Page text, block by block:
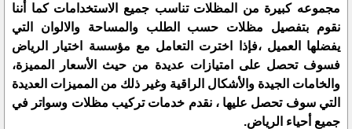
مجموعه كبيرة من المظلات تناسب جميع الاستخدامات كما أننا
نقوم بتفصيل مظلات حسب الطلب والمساحة والالوان التي
يفضلها العميل ،فإذا اخترت التعامل مع مؤسسة اختيار الرياض
فسوف تحصل على امتيازات عديدة من حيث الأسعار المميزة،
والخامات الجيدة والأشكال الراقية وغير ذلك من المميزات العديدة
التي سوف تحصل عليها ، نقدم خدمات تركيب مظلات وسواتر في
جميع أحياء الرياض.